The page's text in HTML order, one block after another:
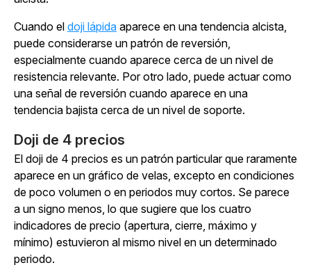
Cuando el doji lápida aparece en una tendencia alcista,
puede considerarse un patrón de reversión,
especialmente cuando aparece cerca de un nivel de
resistencia relevante. Por otro lado, puede actuar como
una señal de reversión cuando aparece en una
tendencia bajista cerca de un nivel de soporte.
Doji de 4 precios
El doji de 4 precios es un patrón particular que raramente
aparece en un gráfico de velas, excepto en condiciones
de poco volumen o en periodos muy cortos. Se parece
a un signo menos, lo que sugiere que los cuatro
indicadores de precio (apertura, cierre, máximo y
mínimo) estuvieron al mismo nivel en un determinado
periodo.